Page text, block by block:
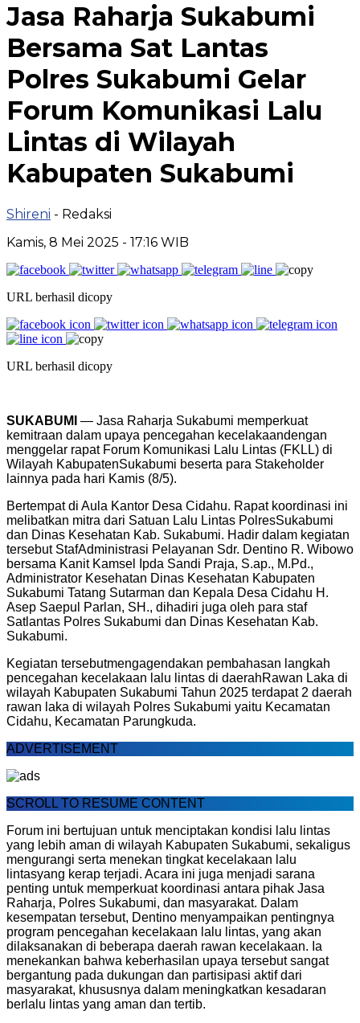
Jasa Raharja Sukabumi
Bersama Sat Lantas
Polres Sukabumi Gelar
Forum Komunikasi Lalu
Lintas di Wilayah
Kabupaten Sukabumi
Shireni - Redaksi
Kamis, 8 Mei 2025 - 17:16 WIB
URL berhasil dicopy
URL berhasil dicopy
SUKABUMI — Jasa Raharja Sukabumi memperkuat
kemitraan dalam upaya pencegahan kecelakaandengan
menggelar rapatForum Komunikasi Lalu Lintas (FKLL) di
Wilayah KabupatenSukabumi beserta para Stakeholder
lainnya pada hari Kamis (8/5).
Bertempatdi Aula Kantor Desa Cidahu. Rapat koordinasi ini
melibatkan mitra dari Satuan Lalu Lintas PolresSukabumi
dan Dinas Kesehatan Kab. Sukabumi. Hadir dalam kegiatan
tersebut StafAdministrasi Pelayanan Sdr. Dentino R. Wibowo
bersama Kanit Kamsel Ipda Sandi Praja, S.ap., M.Pd.,
Administrator Kesehatan Dinas Kesehatan Kabupaten
Sukabumi Tatang Sutarman dan Kepala Desa Cidahu H.
Asep Saepul Parlan, SH., dihadiri juga oleh para staf
Satlantas Polres Sukabumi dan Dinas Kesehatan Kab.
Sukabumi.
Kegiatan tersebutmengagendakan pembahasan langkah
pencegahan kecelakaan lalu lintas di daerahRawan Laka di
wilayah Kabupaten Sukabumi Tahun 2025 terdapat2 daerah
rawan laka di wilayah Polres Sukabumi yaitu Kecamatan
Cidahu, Kecamatan Parungkuda.
ADVERTISEMENT
SCROLL TO RESUME CONTENT
Forum ini bertujuan untuk menciptakan kondisi lalu lintas
yang lebih aman di wilayah Kabupaten Sukabumi, sekaligus
mengurangi serta menekan tingkat kecelakaan lalu
lintasyang kerap terjadi. Acara ini juga menjadi sarana
penting untuk memperkuat koordinasi antara pihak Jasa
Raharja, Polres Sukabumi, dan masyarakat. Dalam
kesempatan tersebut, Dentino menyampaikan pentingnya
program pencegahan kecelakaan lalu lintas, yang akan
dilaksanakan di beberapa daerah rawan kecelakaan. Ia
menekankan bahwa keberhasilan upaya tersebut sangat
bergantung pada dukungan dan partisipasi aktif dari
masyarakat, khususnya dalam meningkatkan kesadaran
berlalu lintas yang aman dan tertib.